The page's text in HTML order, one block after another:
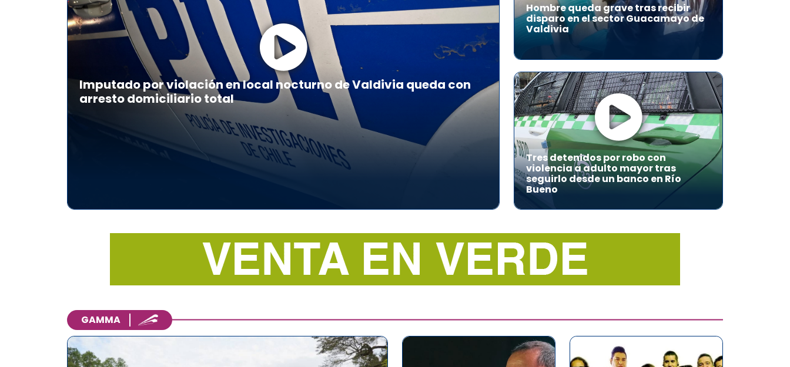
Imputado por violación en local nocturno de Valdivia queda con
arresto domiciliario total
Hombre queda grave tras recibir
disparo en el sector Guacamayo de
Valdivia
Tres detenidos por robo con
violencia a adulto mayor tras
seguirlo desde un banco en Río
Bueno
GAMMA